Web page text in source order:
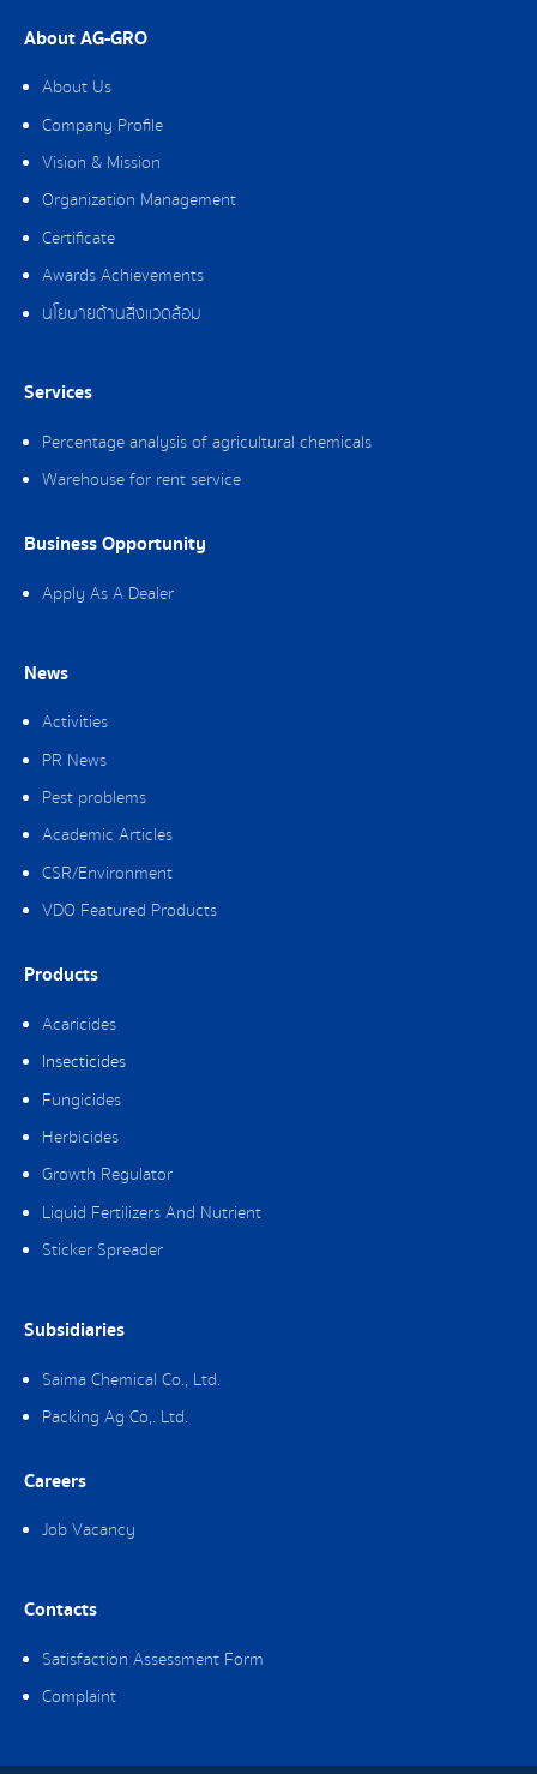
About AG-GRO
About Us
Company Profile
Vision & Mission
Organization Management
Certificate
Awards Achievements
นโยบายด้านสิ่งแวดล้อม
Services
Percentage analysis of agricultural chemicals
Warehouse for rent service
Business Opportunity
Apply As A Dealer
News
Activities
PR News
Pest problems
Academic Articles
CSR/Environment
VDO Featured Products
Products
Acaricides
Insecticides
Fungicides
Herbicides
Growth Regulator
Liquid Fertilizers And Nutrient
Sticker Spreader
Subsidiaries
Saima Chemical Co., Ltd.
Packing Ag Co,. Ltd.
Careers
Job Vacancy
Contacts
Satisfaction Assessment Form
Complaint